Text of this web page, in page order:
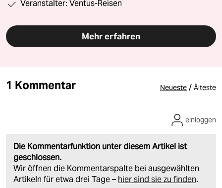
Veranstalter: Ventus-Reisen
Mehr erfahren
1 Kommentar Neueste / Älteste
Die Kommentarfunktion unter diesem Artikel ist
geschlossen.
Wir öffnen die Kommentarspalte bei ausgewählten
Artikeln für etwa drei Tage – hier sind sie zu finden.
einloggen